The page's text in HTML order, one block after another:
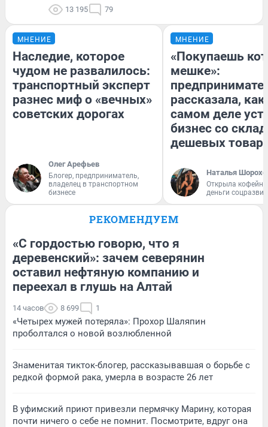
13 195 79
МНЕНИЕ
Наследие, которое
чудом не развалилось:
транспортный эксперт
разнес миф о «вечных»
советских дорогах
Олег Арефьев
Блогер, предприниматель,
владелец в транспортном
бизнесе
МНЕНИЕ
«Покупаешь
мешке»:
рассказала, как
самом деле
бизнес со
дешевых
Наталья
Открыла
деньги
РЕКОМЕНДУЕМ
«С гордостью говорю, что я
деревенский»: зачем северянин
оставил нефтяную компанию и
переехал в глушь на Алтай
14 часов 8 699 1
«Четырех мужей потеряла»: Прохор Шаляпин
проболтался о новой возлюбленной
Знаменитая тикток-блогер, рассказывавшая о борьбе с
редкой формой рака, умерла в возрасте 26 лет
В уфимский приют привезли пермячку Марину, которая
почти ничего о себе не помнит. Посмотрите, вдруг она